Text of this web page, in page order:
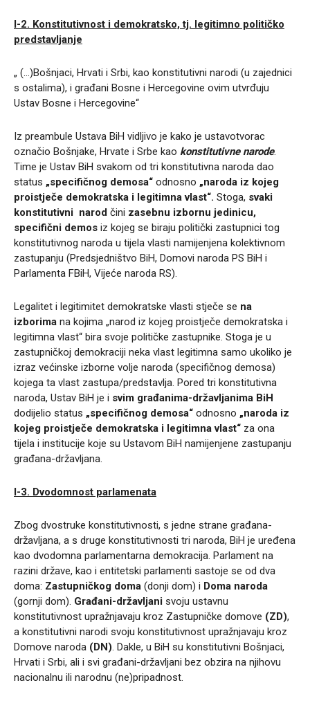
I-2. Konstitutivnost i demokratsko, tj. legitimno političko
predstavljanje
„ (…)Bošnjaci, Hrvati i Srbi, kao konstitutivni narodi (u zajednici
s ostalima), i građani Bosne i Hercegovine ovim utvrđuju
Ustav Bosne i Hercegovine“
Iz preambule Ustava BiH vidljivo je kako je ustavotvorac
označio Bošnjake, Hrvate i Srbe kao konstitutivne narode.
Time je Ustav BiH svakom od tri konstitutivna naroda dao
status „specifičnog demosa“ odnosno „naroda iz kojeg
proistječe demokratska i legitimna vlast“. Stoga, svaki
konstitutivni narod čini zasebnu izbornu jedinicu,
specifični demos iz kojeg se biraju politički zastupnici tog
konstitutivnog naroda u tijela vlasti namijenjena kolektivnom
zastupanju (Predsjedništvo BiH, Domovi naroda PS BiH i
Parlamenta FBiH, Vijeće naroda RS).
Legalitet i legitimitet demokratske vlasti stječe se na
izborima na kojima „narod iz kojeg proistječe demokratska i
legitimna vlast“ bira svoje političke zastupnike. Stoga je u
zastupničkoj demokraciji neka vlast legitimna samo ukoliko je
izraz većinske izborne volje naroda (specifičnog demosa)
kojega ta vlast zastupa/predstavlja. Pored tri konstitutivna
naroda, Ustav BiH je i svim građanima-državljanima BiH
dodijelio status „specifičnog demosa“ odnosno „naroda iz
kojeg proistječe demokratska i legitimna vlast“ za ona
tijela i institucije koje su Ustavom BiH namijenjene zastupanju
građana-državljana.
I-3. Dvodomnost parlamenata
Zbog dvostruke konstitutivnosti, s jedne strane građana-
državljana, a s druge konstitutivnosti tri naroda, BiH je uređena
kao dvodomna parlamentarna demokracija. Parlament na
razini države, kao i entitetski parlamenti sastoje se od dva
doma: Zastupničkog doma (donji dom) i Doma naroda
(gornji dom). Građani-državljani svoju ustavnu
konstitutivnost upražnjavaju kroz Zastupničke domove (ZD),
a konstitutivni narodi svoju konstitutivnost upražnjavaju kroz
Domove naroda (DN). Dakle, u BiH su konstitutivni Bošnjaci,
Hrvati i Srbi, ali i svi građani-državljani bez obzira na njihovu
nacionalnu ili narodnu (ne)pripadnost.